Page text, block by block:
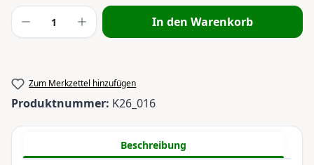
Produkt Anzahl: Gib den gewünschten
In den Warenkorb
Zum Merkzettel hinzufügen
Produktnummer: K26_016
Beschreibung